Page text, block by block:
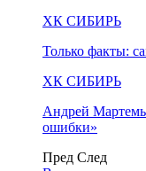
ХК СИБИРЬ
Только факты:
ХК СИБИРЬ
Андрей
ошибки»
Пред След